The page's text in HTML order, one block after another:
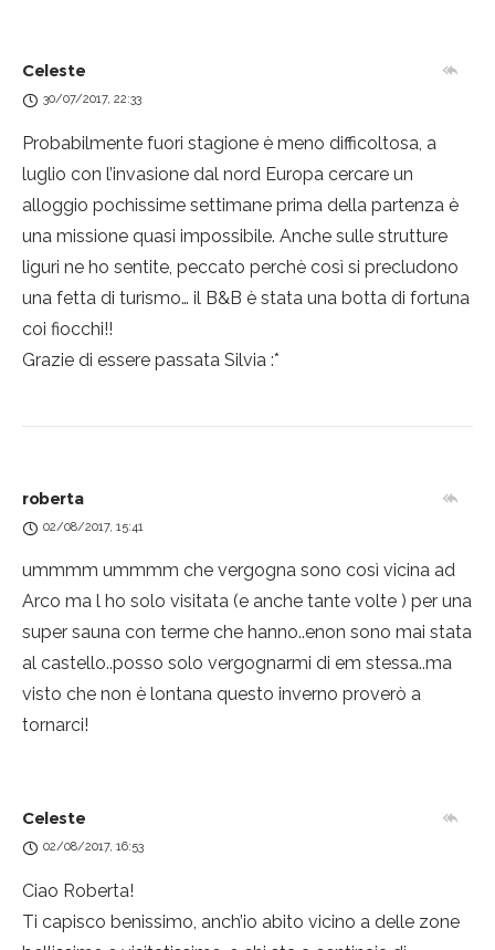
Celeste
30/07/2017, 22:33
Probabilmente fuori stagione è meno difficoltosa, a
luglio con l’invasione dal nord Europa cercare un
alloggio pochissime settimane prima della partenza è
una missione quasi impossibile. Anche sulle strutture
liguri ne ho sentite, peccato perchè così si precludono
una fetta di turismo… il B&B è stata una botta di fortuna
coi fiocchi!!
Grazie di essere passata Silvia :*
roberta
02/08/2017, 15:41
ummmm ummmm che vergogna sono così vicina ad
Arco ma l ho solo visitata (e anche tante volte ) per una
super sauna con terme che hanno..enon sono mai stata
al castello..posso solo vergognarmi di em stessa..ma
visto che non è lontana questo inverno proverò a
tornarci!
Celeste
02/08/2017, 16:53
Ciao Roberta!
Ti capisco benissimo, anch’io abito vicino a delle zone
Privacy & Cookies Policy